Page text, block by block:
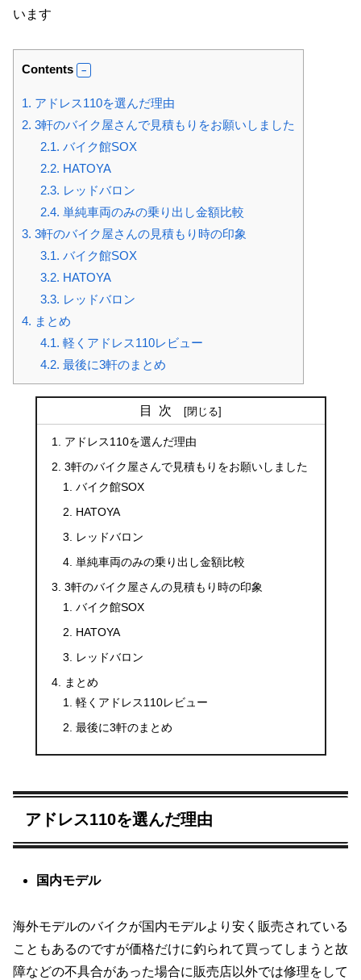
います
Contents
1. アドレス110を選んだ理由
2. 3軒のバイク屋さんで見積もりをお願いしました
2.1. バイク館SOX
2.2. HATOYA
2.3. レッドバロン
2.4. 単純車両のみの乗り出し金額比較
3. 3軒のバイク屋さんの見積もり時の印象
3.1. バイク館SOX
3.2. HATOYA
3.3. レッドバロン
4. まとめ
4.1. 軽くアドレス110レビュー
4.2. 最後に3軒のまとめ
目次
アドレス110を選んだ理由
3軒のバイク屋さんで見積もりをお願いしました
バイク館SOX
HATOYA
レッドバロン
単純車両のみの乗り出し金額比較
3軒のバイク屋さんの見積もり時の印象
バイク館SOX
HATOYA
レッドバロン
まとめ
軽くアドレス110レビュー
最後に3軒のまとめ
アドレス110を選んだ理由
国内モデル
海外モデルのバイクが国内モデルより安く販売されている
こともあるのですが価格だけに釣られて買ってしまうと故
障などの不具合があった場合に販売店以外では修理をして